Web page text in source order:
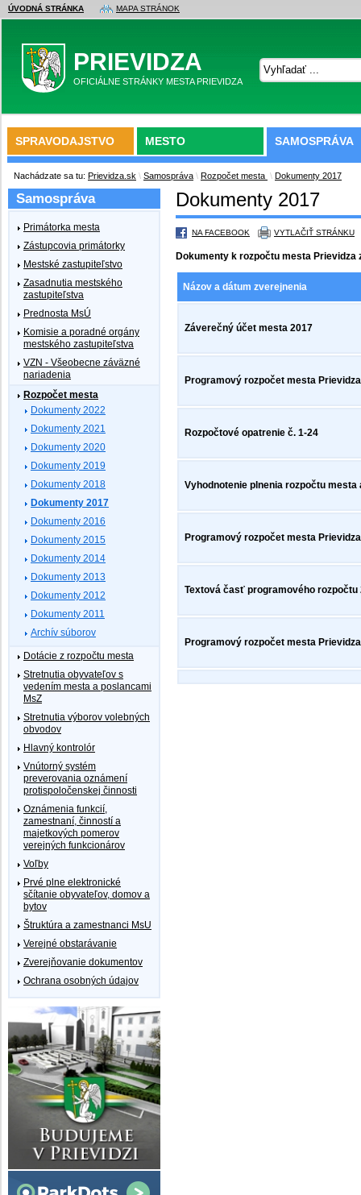
ÚVODNÁ STRÁNKA MAPA STRÁNOK
PRIEVIDZA
OFICIÁLNE STRÁNKY MESTA PRIEVIDZA
SPRAVODAJSTVO MESTO SAMOSPRÁVA
Nachádzate sa tu: Prievidza.sk \ Samospráva \ Rozpočet mesta \ Dokumenty 2017
Dokumenty 2017
NA FACEBOOK VYTLAČIŤ STRÁNKU
Dokumenty k rozpočtu mesta Prievidza
Názov a dátum zverejnenia
Záverečný účet mesta 2017
Programový rozpočet mesta
Rozpočtové opatrenie č. 1-24
Vyhodnotenie plnenia rozpočtu
Programový rozpočet mesta
Textová časť programového rozpočtu
Programový rozpočet mesta
Samospráva
Primátorka mesta
Zástupcovia primátorky
Mestské zastupiteľstvo
Zasadnutia mestského
zastupiteľstva
Prednosta MsÚ
Komisie a poradné orgány
mestského zastupiteľstva
VZN - Všeobecne záväzné
nariadenia
Rozpočet mesta
Dokumenty 2022
Dokumenty 2021
Dokumenty 2020
Dokumenty 2019
Dokumenty 2018
Dokumenty 2017
Dokumenty 2016
Dokumenty 2015
Dokumenty 2014
Dokumenty 2013
Dokumenty 2012
Dokumenty 2011
Archív súborov
Dotácie z rozpočtu mesta
Stretnutia obyvateľov s
vedením mesta a poslancami
MsZ
Stretnutia výborov volebných
obvodov
Hlavný kontrolór
Vnútorný systém
preverovania oznámení
protispoločenskej činnosti
Oznámenia funkcií,
zamestnaní, činností a
majetkových pomerov
verejných funkcionárov
Voľby
Prvé plne elektronické
sčítanie obyvateľov, domov a
bytov
Štruktúra a zamestnanci MsU
Verejné obstarávanie
Zverejňovanie dokumentov
Ochrana osobných údajov